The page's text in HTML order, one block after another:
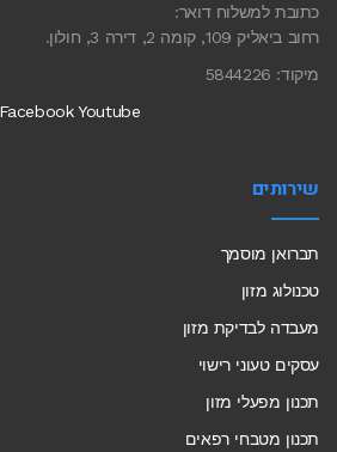
כתובת למשלוח דואר:
רחוב ביאליק 109, קומה 2, דירה 3, חולון.
מיקוד: 5844226
Facebook Youtube
שירותים
תברואן מוסמך
טכנולוג מזון
מעבדה לבדיקת מזון
עסקים טעוני רישוי
תכנון מפעלי מזון
תכנון מטבחי רפאים